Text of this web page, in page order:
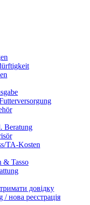
Beratung
TA-Kosten
& Tasso
довідку
/ нова реєстрація